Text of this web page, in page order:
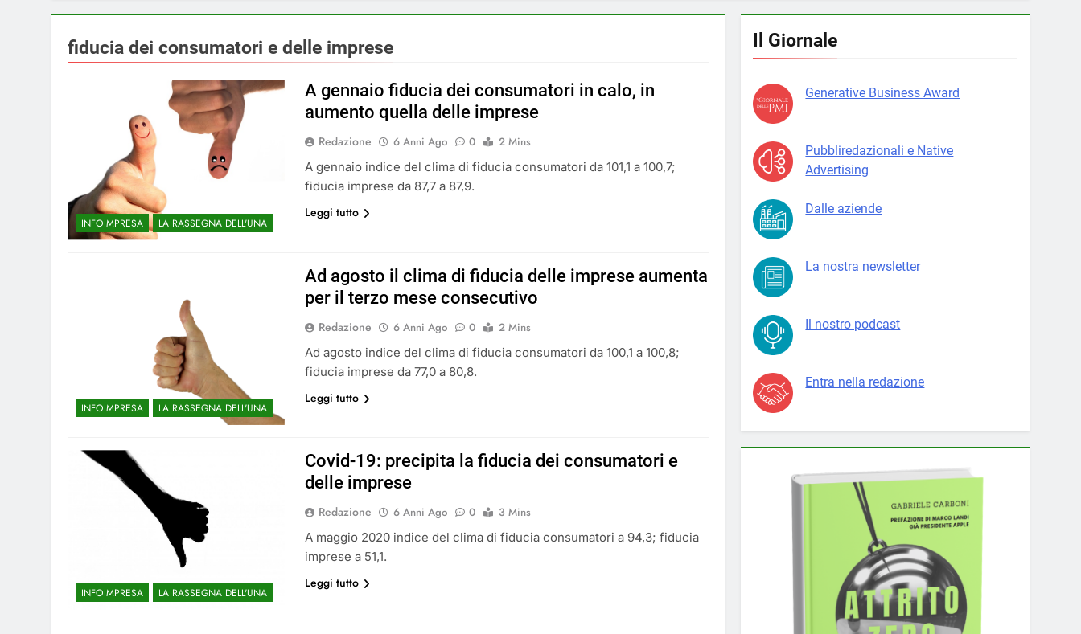
fiducia dei consumatori e delle imprese
INFOIMPRESA LA RASSEGNA DELL'UNA
A gennaio fiducia dei consumatori in calo, in
aumento quella delle imprese
Redazione 6 Anni Ago 0
2 Mins
A gennaio indice del clima di fiducia consumatori da 101,1 a 100,7;
fiducia imprese da 87,7 a 87,9.
Leggi tutto
INFOIMPRESA LA RASSEGNA DELL'UNA
Ad agosto il clima di fiducia delle imprese aumenta
per il terzo mese consecutivo
Redazione 6 Anni Ago 0
2 Mins
Ad agosto indice del clima di fiducia consumatori da 100,1 a 100,8;
fiducia imprese da 77,0 a 80,8.
Leggi tutto
INFOIMPRESA LA RASSEGNA DELL'UNA
Covid-19: precipita la fiducia dei consumatori e
delle imprese
Redazione 6 Anni Ago 0
3 Mins
A maggio 2020 indice del clima di fiducia consumatori a 94,3; fiducia
imprese a 51,1.
Leggi tutto
Il Giornale
Generative Business Award
Pubbliredazionali e Native
Advertising
Dalle aziende
La nostra newsletter
Il nostro podcast
Entra nella redazione